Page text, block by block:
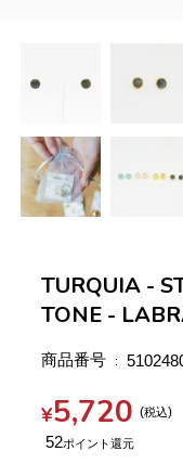
TURQUIA -
TONE -
商品番号
¥5,720 税込
52